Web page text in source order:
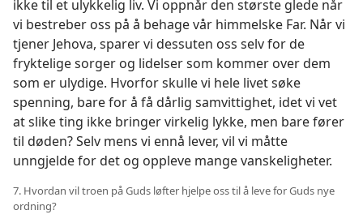
ikke til et ulykkelig liv. Vi oppnår den største glede når
vi bestreber oss på å behage vår himmelske Far. Når vi
tjener Jehova, sparer vi dessuten oss selv for de
fryktelige sorger og lidelser som kommer over dem
som er ulydige. Hvorfor skulle vi hele livet søke
spenning, bare for å få dårlig samvittighet, idet vi vet
at slike ting ikke bringer virkelig lykke, men bare fører
til døden? Selv mens vi ennå lever, vil vi måtte
unngjelde for det og oppleve mange vanskeligheter.
7. Hvordan vil troen på Guds løfter hjelpe oss til å leve for Guds nye
ordning?